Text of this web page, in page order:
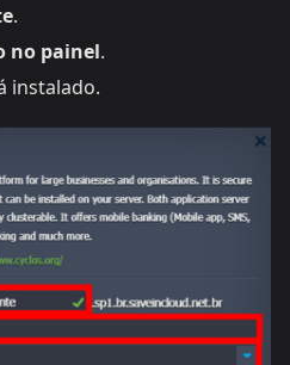
.
no painel.
instalado.